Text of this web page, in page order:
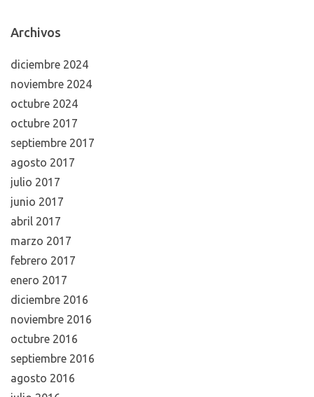
Archivos
diciembre 2024
noviembre 2024
octubre 2024
octubre 2017
septiembre 2017
agosto 2017
julio 2017
junio 2017
abril 2017
marzo 2017
febrero 2017
enero 2017
diciembre 2016
noviembre 2016
octubre 2016
septiembre 2016
agosto 2016